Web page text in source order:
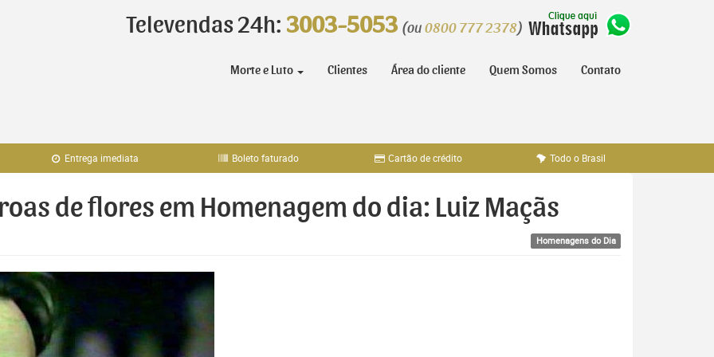
Televendas 24h: 3003-5053 (ou 0800 777 2378)
Morte e Luto Clientes Área do cliente Quem Somos Contato
Entrega imediata Boleto faturado Cartão de crédito Todo o Brasil
de flores em Homenagem do dia: Luiz Maçãs
Homenagens do Dia